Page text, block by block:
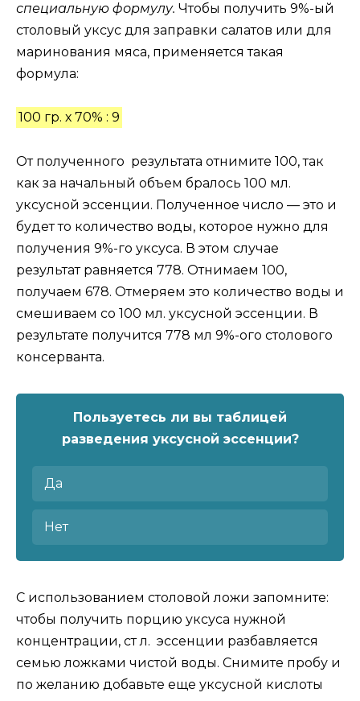
специальную формулу. Чтобы получить 9%-ый
столовый уксус для заправки салатов или для
маринования мяса, применяется такая
формула:
100 гр. х 70% : 9
От полученного результата отнимите 100, так
как за начальный объем бралось 100 мл.
уксусной эссенции. Полученное число — это и
будет то количество воды, которое нужно для
получения 9%-го уксуса. В этом случае
результат равняется 778. Отнимаем 100,
получаем 678. Отмеряем это количество воды и
смешиваем со 100 мл. уксусной эссенции. В
результате получится 778 мл 9%-ого столового
консерванта.
Пользуетесь ли вы таблицей
разведения уксусной эссенции?
Да
Нет
С использованием столовой ложи запомните:
чтобы получить порцию уксуса нужной
концентрации, ст л. эссенции разбавляется
семью ложками чистой воды. Снимите пробу и
по желанию добавьте еще уксусной кислоты